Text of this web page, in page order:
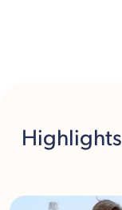
Highlights